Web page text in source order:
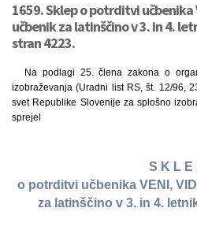
1659. Sklep o potrditvi učbenika
učbenik za latinščino v 3. in 4.
stran 4223.
Na podlagi 25. člena zakona o
izobraževanja (Uradni list RS, št. 12/96,
svet Republike Slovenije za splošno
sprejel
S K L E
o potrditvi učbenika VENI,
za latinščino v 3. in 4.